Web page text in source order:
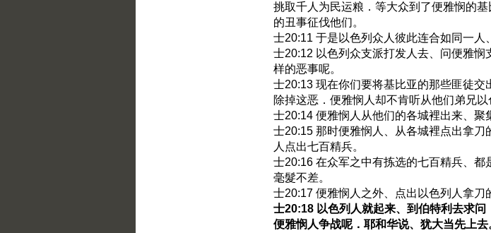
挑取千人为民运粮．等大众到了便雅悯的
的丑事征伐他们。
士20:11 于是以色列众人彼此连合如同一人
士20:12 以色列众支派打发人去、问便雅
样的恶事呢。
士20:13 现在你们要将基比亚的那些匪徒交
除掉这恶．便雅悯人却不肯听从他们弟兄以
士20:14 便雅悯人从他们的各城裡出来、聚
士20:15 那时便雅悯人、从各城裡点出拿刀
人点出七百精兵。
士20:16 在众军之中有拣选的七百精兵、都
毫髮不差。
士20:17 便雅悯人之外、点出以色列人拿刀
士20:18 以色列人就起来、到伯特利去求
便雅悯人争战呢．耶和华说、犹大当先上去